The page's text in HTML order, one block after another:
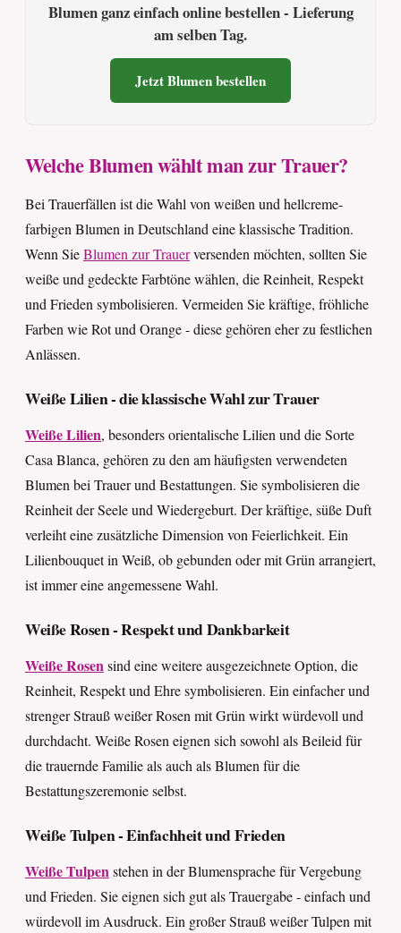
Blumen ganz einfach online bestellen - Lieferung
am selben Tag.
Jetzt Blumen bestellen
Welche Blumen wählt man zur Trauer?
Bei Trauerfällen ist die Wahl von weißen und hellcreme-
farbigen Blumen in Deutschland eine klassische Tradition.
Wenn SieBlumen zur Trauerversenden möchten, sollten Sie
weiße und gedeckte Farbtöne wählen, die Reinheit, Respekt
und Frieden symbolisieren. Vermeiden Sie kräftige, fröhliche
Farben wie Rot und Orange - diese gehören eher zu festlichen
Anlässen.
Weiße Lilien - die klassische Wahl zur Trauer
Weiße Lilien, besonders orientalische Lilien und die Sorte
Casa Blanca, gehören zu den am häufigsten verwendeten
Blumen bei Trauer und Bestattungen. Sie symbolisieren die
Reinheit der Seele und Wiedergeburt. Der kräftige, süße Duft
verleiht eine zusätzliche Dimension von Feierlichkeit. Ein
Lilienbouquet in Weiß, ob gebunden oder mit Grün arrangiert,
ist immer eine angemessene Wahl.
Weiße Rosen - Respekt und Dankbarkeit
Weiße Rosensind eine weitere ausgezeichnete Option, die
Reinheit, Respekt und Ehre symbolisieren. Ein einfacher und
strenger Strauß weißer Rosen mit Grün wirkt würdevoll und
durchdacht. Weiße Rosen eignen sich sowohl als Beileid für
die trauernde Familie als auch als Blumen für die
Bestattungszeremonie selbst.
Weiße Tulpen - Einfachheit und Frieden
Weiße Tulpenstehen in der Blumensprache für Vergebung
und Frieden. Sie eignen sich gut als Trauergabe - einfach und
würdevoll im Ausdruck. Ein großer Strauß weißer Tulpen mit